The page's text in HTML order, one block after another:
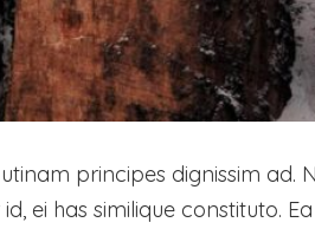
principes dignissim
ei has similique constituto.